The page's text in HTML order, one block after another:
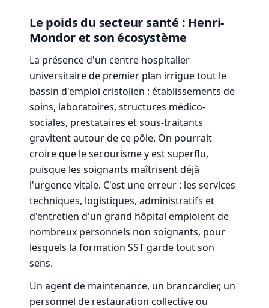
Le poids du secteur santé : Henri-
Mondor et son écosystème
La présence d'un centre hospitalier
universitaire de premier plan irrigue tout le
bassin d'emploi cristolien : établissements de
soins, laboratoires, structures médico-
sociales, prestataires et sous-traitants
gravitent autour de ce pôle. On pourrait
croire que le secourisme y est superflu,
puisque les soignants maîtrisent déjà
l'urgence vitale. C'est une erreur : les services
techniques, logistiques, administratifs et
d'entretien d'un grand hôpital emploient de
nombreux personnels non soignants, pour
lesquels la formation SST garde tout son
sens.
Un agent de maintenance, un brancardier, un
personnel de restauration collective ou